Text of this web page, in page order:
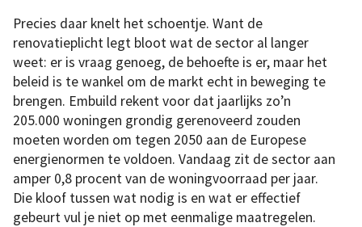
Precies daar knelt het schoentje. Want de
renovatieplicht legt bloot wat de sector al langer
weet: er is vraag genoeg, de behoefte is er, maar het
beleid is te wankel om de markt echt in beweging te
brengen. Embuild rekent voor dat jaarlijks zo’n
205.000 woningen grondig gerenoveerd zouden
moeten worden om tegen 2050 aan de Europese
energienormen te voldoen. Vandaag zit de sector aan
amper 0,8 procent van de woningvoorraad per jaar.
Die kloof tussen wat nodig is en wat er effectief
gebeurt vul je niet op met eenmalige maatregelen.